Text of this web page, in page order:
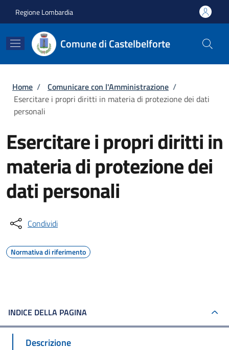
Regione Lombardia
Comune di Castelbelforte
Briciole di pane
Home / Comunicare con l'Amministrazione /
Esercitare i propri diritti in materia di protezione dei dati
personali
Esercitare i propri diritti in
materia di protezione dei
dati personali
Condividi
Normativa di riferimento
INDICE DELLA PAGINA
Descrizione